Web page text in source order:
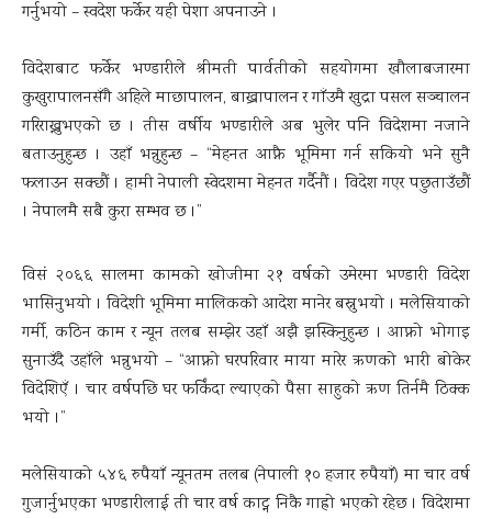
गर्नुभयो – स्वदेश फर्केर यही पेशा अपनाउने ।
विदेशबाट फर्केर भण्डारीले श्रीमती पार्वतीको सहयोगमा खौलाबजारमा
कुखुरापालनसँगै अहिले माछापालन, बाख्रापालन र गाँउमै खुद्रा पसल सञ्चालन
गरिराख्नुभएको छ । तीस वर्षीय भण्डारीले अब भुलेर पनि विदेशमा नजाने
बताउनुहुन्छ । उहाँ भन्नुहुन्छ – “मेहनत आफ्नै भूमिमा गर्न सकियो भने सुनै
फलाउन सक्छौं । हामी नेपाली स्वेदशमा मेहनत गर्दैनौं । विदेश गएर पछुताउँछौं
। नेपालमै सबै कुरा सम्भव छ ।”
विसं २०६६ सालमा कामको खोजीमा २१ वर्षको उमेरमा भण्डारी विदेश
भासिनुभयो । विदेशी भूमिमा मालिकको आदेश मानेर बस्नुभयो । मलेसियाको
गर्मी, कठिन काम र न्यून तलब सम्झेर उहाँ अझै झस्किनुहुन्छ । आफ्नो भोगाइ
सुनाउँदै उहाँले भन्नुभयो – “आफ्नो घरपरिवार माया मारेर ऋणको भारी बोकेर
विदेशिएँ । चार वर्षपछि घर फर्किंदा ल्याएको पैसा साहुको ऋण तिर्नमै ठिक्क
भयो ।”
मलेसियाको ५४६ रुपैयाँ न्यूनतम तलब (नेपाली १० हजार रुपैयाँ) मा चार वर्ष
गुजार्नुभएका भण्डारीलाई ती चार वर्ष काट्न निकै गाह्रो भएको रहेछ । विदेशमा